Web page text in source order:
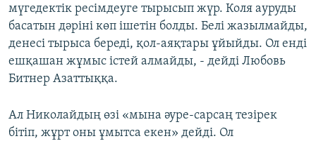
мүгедектік ресімдеуге тырысып жүр. Коля ауруды
басатын дәріні көп ішетін болды. Белі жазылмайды,
денесі тырыса береді, қол-аяқтары ұйыйды. Ол енді
ешқашан жұмыс істей алмайды, - дейді Любовь
Битнер Азаттыққа.
Ал Николайдың өзі «мына әуре-сарсаң тезірек
бітіп, жұрт оны ұмытса екен» дейді. Ол